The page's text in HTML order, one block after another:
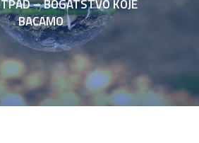
– BOGATSTVO KOJE
BACAMO